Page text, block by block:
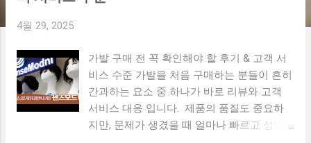
4월 29, 2025
가발 구매 전 꼭 확인해야 할 후기 & 고객 서
비스 수준 가발을 처음 구매하는 분들이 흔히
간과하는 요소 중 하나가 바로 리뷰와 고객
서비스 대응 입니다. 제품의 품질도 중요하
지만, 문제가 생겼을 때 얼마나 빠르고 성의